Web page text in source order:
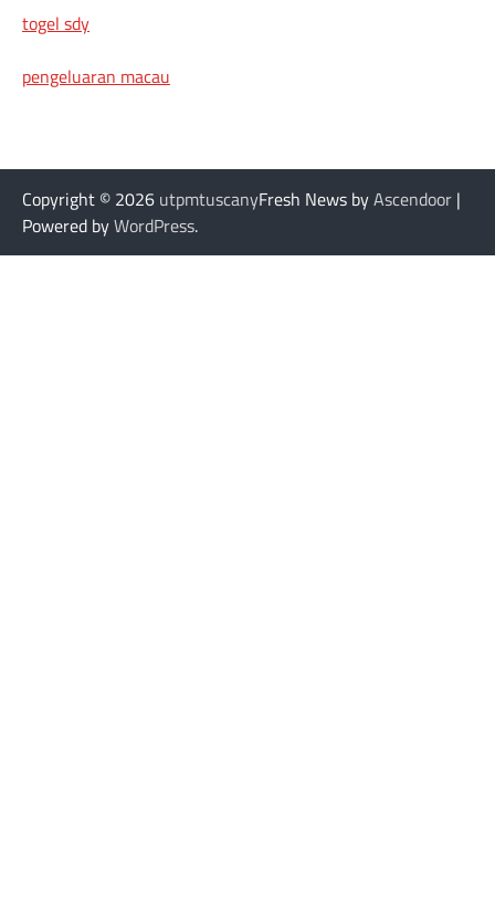
togel sdy
pengeluaran macau
Copyright © 2026 utpmtuscanyFresh News byAscendoor |
Powered byWordPress.